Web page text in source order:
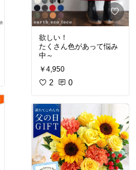
欲しい！
たくさん色があって悩み
中～
￥4,950
2 0